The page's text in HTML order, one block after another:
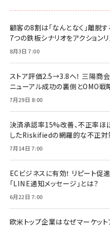
顧客の8割は「なんとなく」離脱
7つの鉄板シナリオをアクション
8月3日 7:00
ストア評価2.5→3.8へ！ 三陽商会
ニューアル成功の裏側とOMO戦
7月29日 8:00
決済承認率15%改善、不正率ほ
したRiskifiedの網羅的な不正対
7月14日 7:00
ECビジネスに有効！ リピート
「LINE通知メッセージ」とは？
6月22日 7:00
欧米トップ企業はなぜマーケッ